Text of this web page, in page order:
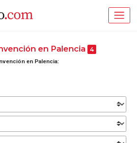
en Palencia 4
en Palencia: